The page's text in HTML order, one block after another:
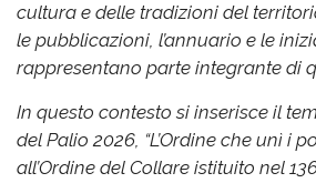
cultura e delle tradizioni del
le pubblicazioni, l’annuario e le
rappresentano parte integrante di
In questo contesto si inserisce il
del Palio 2026, “L’Ordine che unì i
all’Ordine del Collare istituito nel